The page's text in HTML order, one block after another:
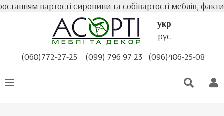
вартості сировини та собівартості меблів,
укр
рус
(068)772-27-25
(099) 796 97 23 (096)486-25-08